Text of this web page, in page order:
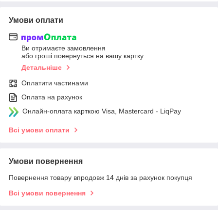
Умови оплати
Ви отримаєте замовлення
або гроші повернуться на вашу картку
Детальніше
Оплатити частинами
Оплата на рахунок
Онлайн-оплата карткою Visa, Mastercard - LiqPay
Всі умови оплати
Умови повернення
Повернення товару впродовж 14 днів за рахунок покупця
Всі умови повернення